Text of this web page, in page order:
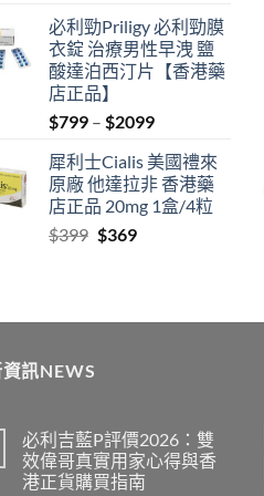
was:
$500.
is:
$450.
必利勁Priligy 必利勁膜
衣錠 治療男性早洩 鹽
酸達泊西汀片【香港藥
店正品】
$799 – $2099Price
$799
through
$2099
犀利士Cialis 美國禮來
原廠 他達拉非 香港藥
店正品 20mg 1盒/4粒
$399 Original
$369Current
訊NEWS
必利吉藍P評價2026：雙
效偉哥真實用家心得與香
港正貨購買指南